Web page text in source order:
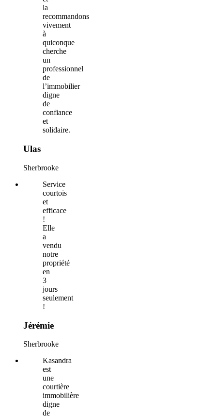
la
recommandons
vivement
à
quiconque
cherche
un
professionnel
de
l’immobilier
digne
de
confiance
et
solidaire.
Ulas
Sherbrooke
Service
courtois
et
efficace
!
Elle
a
vendu
notre
propriété
en
3
jours
seulement
!
Jérémie
Sherbrooke
Kasandra
est
une
courtière
immobilière
digne
de